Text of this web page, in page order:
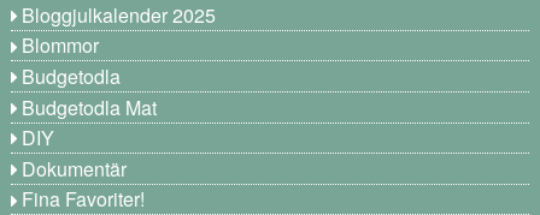
Bloggjulkalender 2025
Blommor
Budgetodla
Budgetodla Mat
DIY
Dokumentär
Fina Favoriter!